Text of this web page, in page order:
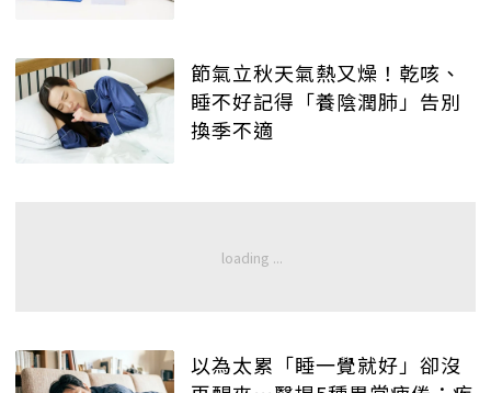
節氣立秋天氣熱又燥！乾咳、
睡不好記得「養陰潤肺」告別
換季不適
以為太累「睡一覺就好」卻沒